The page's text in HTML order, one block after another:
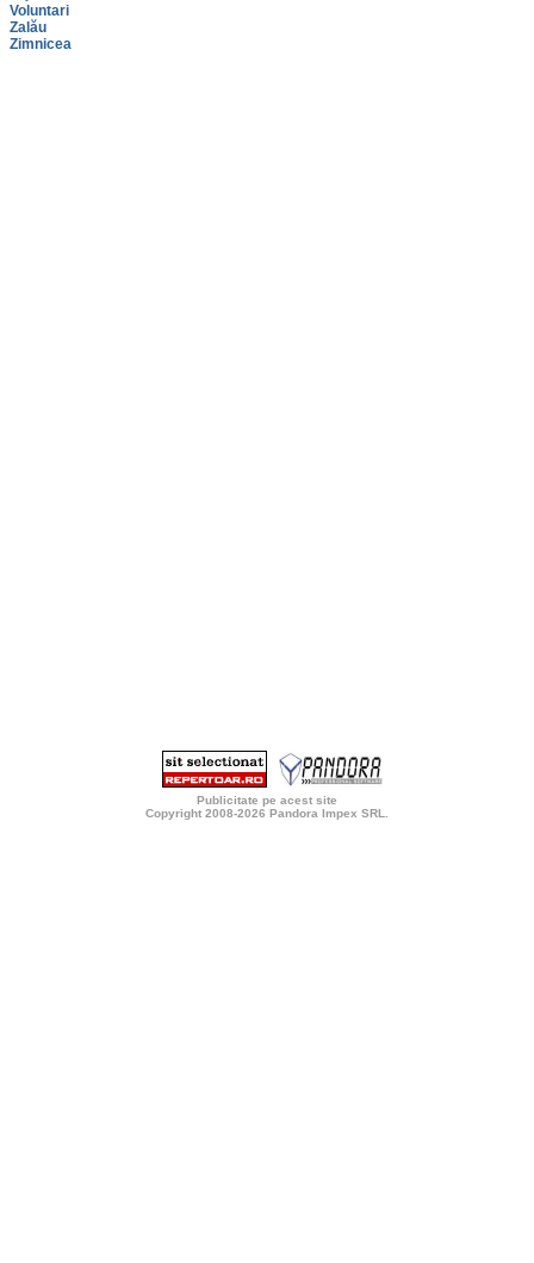
Voluntari
Zalău
Zimnicea
Publicitate pe acest site
Copyright 2008-2026 Pandora Impex SRL